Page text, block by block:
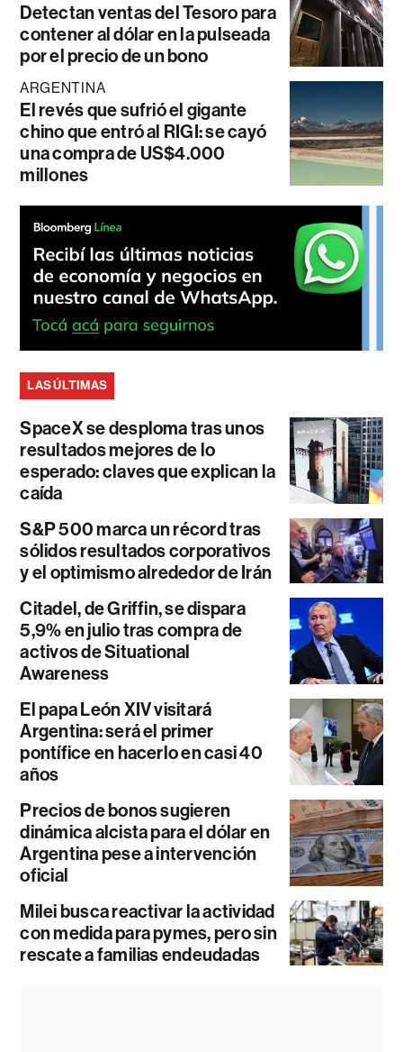
Detectan ventas del Tesoro para
contener al dólar en la pulseada
por el precio de un bono
ARGENTINA
El revés que sufrió el gigante
chino que entró al RIGI: se cayó
una compra de US$4.000
millones
LAS ÚLTIMAS
SpaceX se desploma tras unos
resultados mejores de lo
esperado: claves que explican la
caída
S&P 500 marca un récord tras
sólidos resultados corporativos
y el optimismo alrededor de Irán
Citadel, de Griffin, se dispara
5,9% en julio tras compra de
activos de Situational
Awareness
El papa León XIV visitará
Argentina: será el primer
pontífice en hacerlo en casi 40
años
Precios de bonos sugieren
dinámica alcista para el dólar en
Argentina pese a intervención
oficial
Milei busca reactivar la actividad
con medida para pymes, pero sin
rescate a familias endeudadas